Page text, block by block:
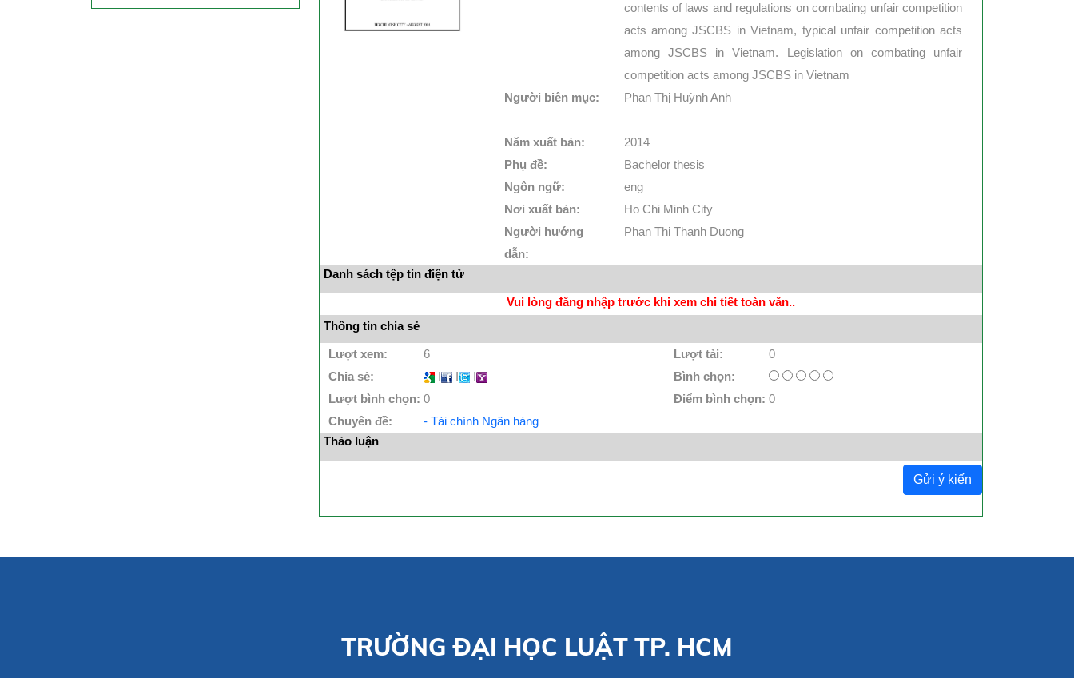
contents of laws and regulations on combating unfair competition
acts among JSCBS in Vietnam, typical unfair competition acts
among JSCBS in Vietnam. Legislation on combating unfair
competition acts among JSCBS in Vietnam
Người biên mục:
Phan Thị Huỳnh Anh
Năm xuất bản:
2014
Phụ đề:
Bachelor thesis
Ngôn ngữ:
eng
Nơi xuất bản:
Ho Chi Minh City
Người hướng
dẫn:
Phan Thi Thanh Duong
Danh sách tệp tin điện tử
Vui lòng đăng nhập trước khi xem chi tiết toàn văn..
Thông tin chia sẻ
Lượt xem: 6 Lượt tải:
0
Chia sẻ:
I I I
Bình chọn:
Lượt bình chọn: 0 Điểm bình chọn: 0
Chuyên đề:
- Tài chính Ngân hàng
Thảo luận
Gửi ý kiến
TRƯỜNG ĐẠI HỌC LUẬT TP. HCM